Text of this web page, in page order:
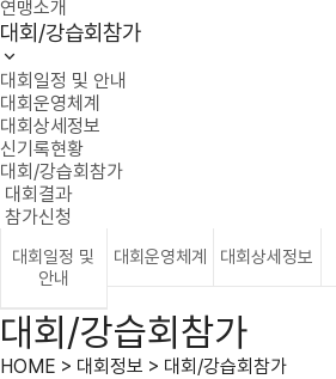
연맹소개
대회/강습회참가
대회일정 및 안내
대회운영체계
대회상세정보
신기록현황
대회/강습회참가
대회결과
참가신청
대회일정 및
안내
대회운영체계 대회상세정보
대회/강습회참가
HOME > 대회정보 > 대회/강습회참가